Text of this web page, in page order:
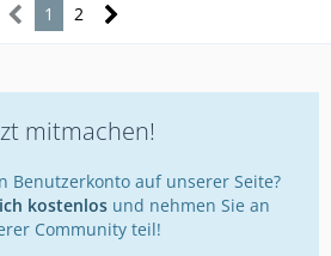
1 2
mitmachen!
Benutzerkonto auf unserer Seite?
kostenlosund nehmen Sie an
Community teil!